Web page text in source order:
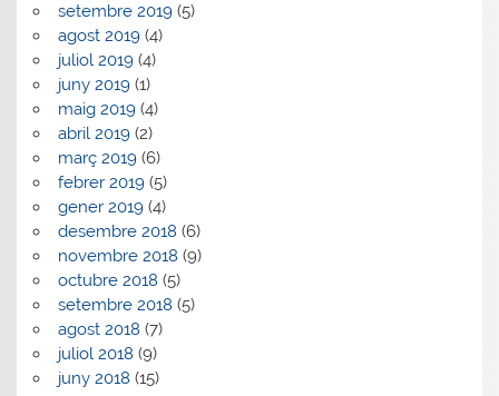
setembre 2019(5)
agost 2019(4)
juliol 2019(4)
juny 2019(1)
maig 2019(4)
abril 2019(2)
març 2019(6)
febrer 2019(5)
gener 2019(4)
desembre 2018 (6)
novembre 2018 (9)
octubre 2018 (5)
setembre 2018 (5)
agost 2018 (7)
juliol 2018 (9)
juny 2018 (15)